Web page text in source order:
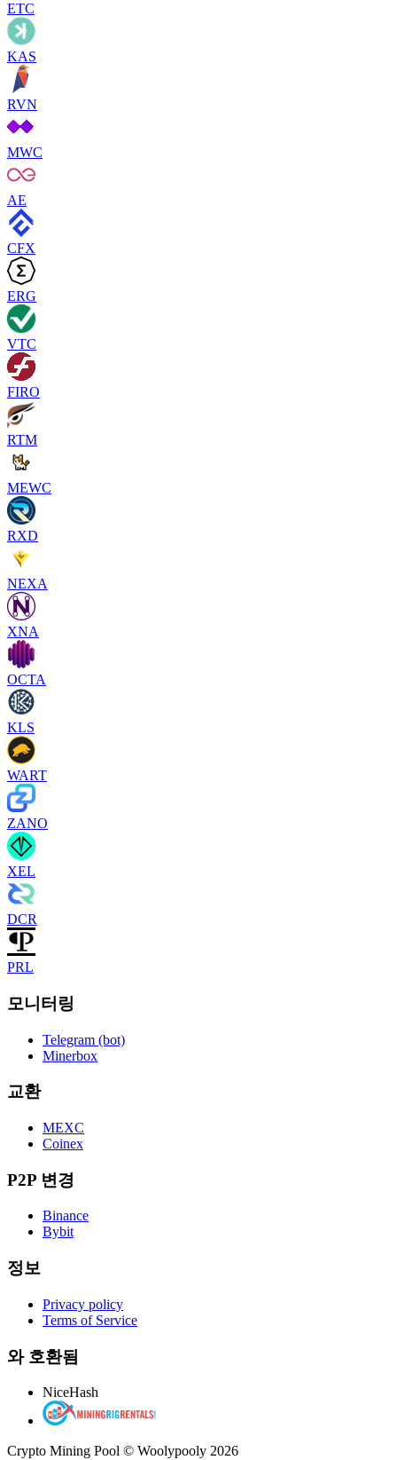
ETC
KAS
RVN
MWC
AE
CFX
ERG
VTC
FIRO
RTM
MEWC
RXD
NEXA
XNA
OCTA
KLS
WART
ZANO
XEL
DCR
PRL
모니터링
Telegram (bot)
Minerbox
교환
MEXC
Coinex
P2P 변경
Binance
Bybit
정보
Privacy policy
Terms of Service
와 호환됨
NiceHash
Crypto Mining Pool © Woolypooly 2026